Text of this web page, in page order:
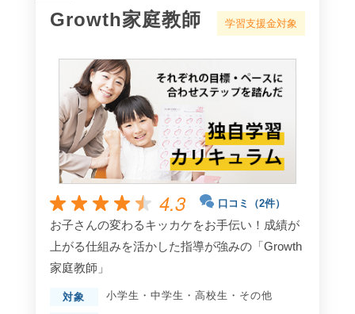
Growth家庭教師 学習支援金対象
4.3 口コミ（2件）
お子さんの変わるキッカケをお手伝い！成績が
上がる仕組みを活かした指導が強みの「Growth
家庭教師」
対象 小学生 ・ 中学生 ・ 高校生 ・ その他